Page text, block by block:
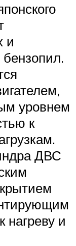
и
уровнем
к
ДВС
нагреву и